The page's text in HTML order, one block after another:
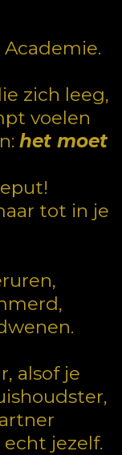
zich leeg,
voelen
het moet
tot in je
alsof je
jezelf.